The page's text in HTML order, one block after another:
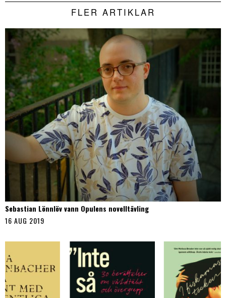
FLER ARTIKLAR
Sebastian Lönnlöv vann Opulens novelltävling
16 AUG 2019